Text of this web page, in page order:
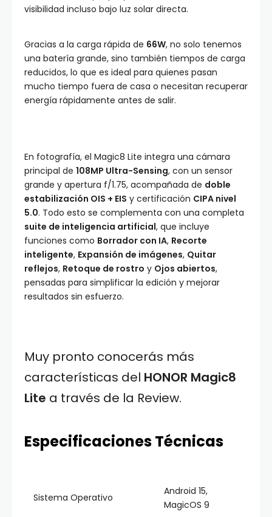
visibilidad incluso bajo luz solar directa.
Gracias a la carga rápida de 66W, no solo tenemos
una batería grande, sino también tiempos de carga
reducidos, lo que es ideal para quienes pasan
mucho tiempo fuera de casa o necesitan recuperar
energía rápidamente antes de salir.
En fotografía, el Magic8 Lite integra una cámara
principal de 108MP Ultra-Sensing, con un sensor
grande y apertura f/1.75, acompañada de doble
estabilización OIS + EIS y certificación CIPA nivel
5.0. Todo esto se complementa con una completa
suite de inteligencia artificial, que incluye
funciones como Borrador con IA, Recorte
inteligente, Expansión de imágenes, Quitar
reflejos, Retoque de rostro y Ojos abiertos,
pensadas para simplificar la edición y mejorar
resultados sin esfuerzo.
Muy pronto conocerás más
características del HONOR Magic8
Lite a través de la Review.
Especificaciones Técnicas
Sistema Operativo
Android 15,
MagicOS 9